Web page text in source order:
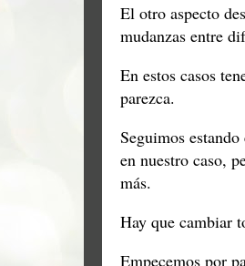
El otro aspecto
mudanzas entre
En estos casos
parezca.
Seguimos
en nuestro caso,
más.
Hay que cambiar
Empecemos por